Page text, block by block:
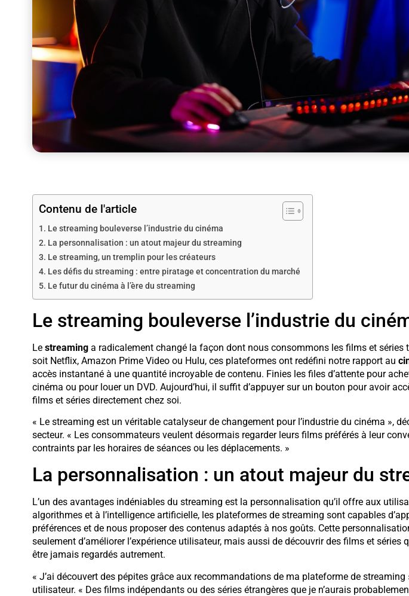
Contenu de l'article
Le streaming bouleverse l’industrie du cinéma
La personnalisation : un atout majeur du streaming
Le streaming, un tremplin pour les créateurs
Les défis du streaming : entre piratage et concentration du marché
Le futur du cinéma à l’ère du streaming
Le streaming bouleverse l’industrie du
Le streaminga radicalement changé la façon dont nous consommons les films et séries
soit Netflix, Amazon Prime Video ou Hulu, ces plateformes ont redéfini notre rapport au
accès instantané à une quantité incroyable de contenu. Finies les files d’attente pour
cinéma ou pour louer un DVD. Aujourd’hui, il suffit d’appuyer sur un bouton pour avoir
films et séries directement chez soi.
« Le streaming est un véritable catalyseur de changement pour l’industrie du cinéma »,
secteur. « Les consommateurs veulent désormais regarder leurs films préférés à leur
contraints par les horaires de séances ou les déplacements. »
La personnalisation : un atout majeur du
L’un des avantages indéniables du streaming est la personnalisation qu’il offre aux
algorithmes et à l’intelligence artificielle, les plateformes de streaming sont capables
préférences et de nous proposer des contenus adaptés à nos goûts. Cette
seulement d’améliorer l’expérience utilisateur, mais aussi de découvrir des films et séries
être jamais regardés autrement.
« J’ai découvert des pépites grâce aux recommandations de ma plateforme de streaming
utilisateur. « Des films indépendants ou des séries étrangères que je n’aurais